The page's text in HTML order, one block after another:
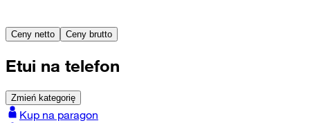
Ceny netto Ceny brutto
Etui na telefon
Zmień kategorię
Kup na paragon